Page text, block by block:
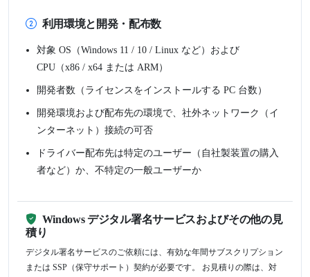
利用環境と開発・配布数
対象 OS（Windows 11 / 10 / Linux など）および
CPU（x86 / x64 または ARM）
開発者数（ライセンスをインストールする PC 台数）
開発環境および配布先の環境で、社外ネットワーク（イ
ンターネット）接続の可否
ドライバー配布先は特定のユーザー（自社製装置の購入
者など）か、不特定の一般ユーザーか
Windows デジタル署名サービスおよびその他の見
積り
デジタル署名サービスのご依頼には、有効な年間サブスクリプション
または SSP（保守サポート）契約が必要です。 お見積りの際は、対